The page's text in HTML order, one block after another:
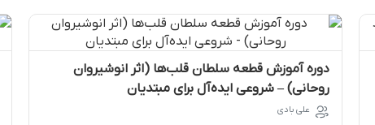
دوره آموزش قطعه سلطان قلب‌ها (اثر انوشیروان
روحانی) – شروعی ایده‌آل برای مبتدیان
علی بادی